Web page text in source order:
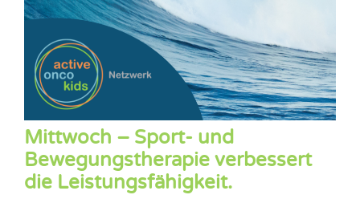
Mittwoch – Sport- und
Bewegungstherapie verbessert
die Leistungsfähigkeit.